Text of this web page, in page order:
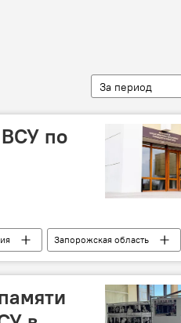
За период
по
Запорожская область